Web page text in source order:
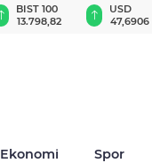
BIST 100
13.798,82
USD
47,6906
Ekonomi Spor